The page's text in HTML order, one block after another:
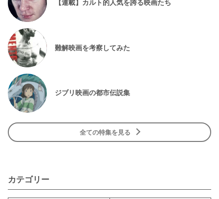
難解映画を考察してみた
ジブリ映画の都市伝説集
全ての特集を見る
カテゴリー